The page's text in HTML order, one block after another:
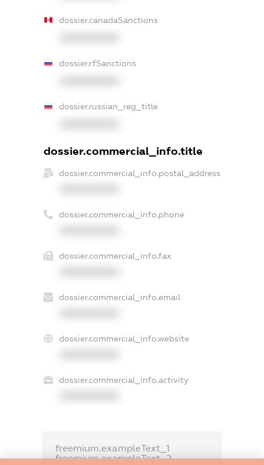
dossier.canadaSanctions
dossier.rfSanctions
dossier.russian_reg_title
dossier.commercial_info.title
dossier.commercial_info.postal_address
dossier.commercial_info.phone
dossier.commercial_info.fax
dossier.commercial_info.email
dossier.commercial_info.website
dossier.commercial_info.activity
freemium.exampleText_1
freemium.exampleText_2